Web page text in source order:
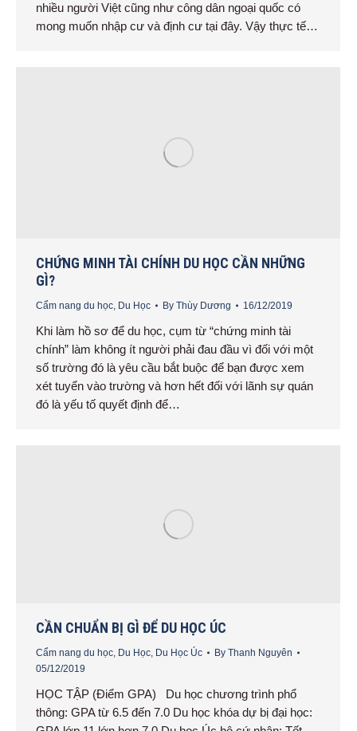
nhiều người Việt cũng như công dân ngoại quốc có
mong muốn nhập cư và định cư tại đây. Vậy thực tế…
CHỨNG MINH TÀI CHÍNH DU HỌC CẦN NHỮNG
GÌ?
Cẩm nang du học, Du Học By Thùy Dương 16/12/2019
Khi làm hồ sơ để du học, cụm từ “chứng minh tài
chính” làm không ít người phải đau đầu vì đối với một
số trường đó là yêu cầu bắt buộc để bạn được xem
xét tuyển vào trường và hơn hết đối với lãnh sự quán
đó là yếu tố quyết định để…
CẦN CHUẨN BỊ GÌ ĐỂ DU HỌC ÚC
Cẩm nang du học, Du Học, Du Học Úc By Thanh Nguyên
05/12/2019
HỌC TẬP (Điểm GPA) Du học chương trình phổ
thông: GPA từ 6.5 đến 7.0 Du học khóa dự bị đại học: